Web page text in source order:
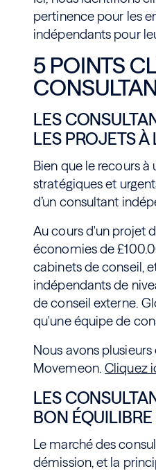
pertinence pour les
indépendants pour
5 POINTS
LES
LES PROJETS
Bien que le recours
stratégiques et
d’un consultant
Au cours d'un projet
économies de
cabinets de conseil,
indépendants de
de conseil externe.
qu'une équipe de
Nous avons
Movemeon. Cliquez
LES
BON
Le marché des
démission, et la